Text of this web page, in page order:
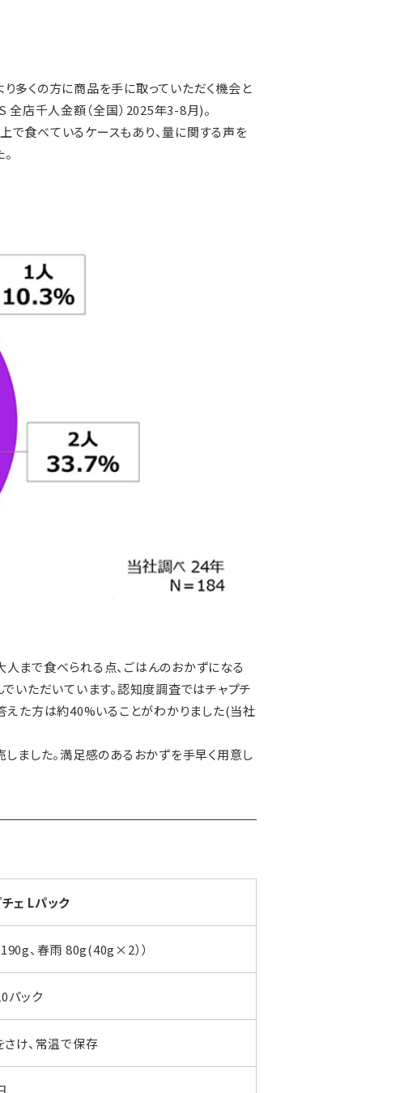
多くの方に商品を手に取っていただく機会と
全店千人金額（全国）2025年3-8月)。
で食べているケースもあり、量に関する声を
まで食べられる点、ごはんのおかずになる
いただいています。認知度調査ではチャプチ
た方は約40%いることがわかりました(当社
ました。満足感のあるおかずを手早く用意し
ェ Lパック
、春雨 80g(40g×2））
パック
け、常温で保存